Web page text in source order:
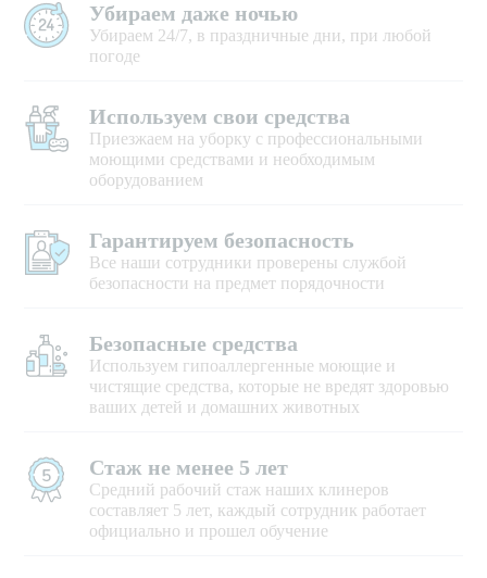
Убираем даже ночью
Убираем 24/7, в праздничные дни, при любой
погоде
Используем свои средства
Приезжаем на уборку с профессиональными
моющими средствами и необходимым
оборудованием
Гарантируем безопасность
Все наши сотрудники проверены службой
безопасности на предмет порядочности
Безопасные средства
Используем гипоаллергенные моющие и
чистящие средства, которые не вредят здоровью
ваших детей и домашних животных
Стаж не менее 5 лет
Средний рабочий стаж наших клинеров
составляет 5 лет, каждый сотрудник работает
официально и прошел обучение